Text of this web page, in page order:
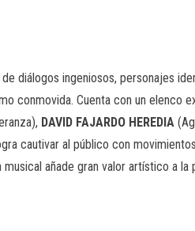
diálogos ingeniosos, personajes
conmovida. Cuenta con un elenco
DAVID FAJARDO HEREDIA
cautivar al público con
añade gran valor artístico a la